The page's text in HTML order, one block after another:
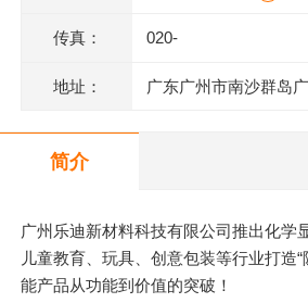
传真： 020-
地址： 广东广州市南沙群岛
简介
广州乐迪新材料科技有限公司推出化学
儿童教育、玩具、创意包装等行业打造
能产品从功能到价值的突破！